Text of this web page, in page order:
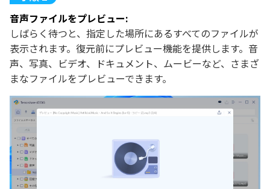
音声ファイルをプレビュー:
しばらく待つと、指定した場所にあるすべてのファイルが
表示されます。復元前にプレビュー機能を提供します。音
声、写真、ビデオ、ドキュメント、ムービーなど、さまざ
まなファイルをプレビューできます。